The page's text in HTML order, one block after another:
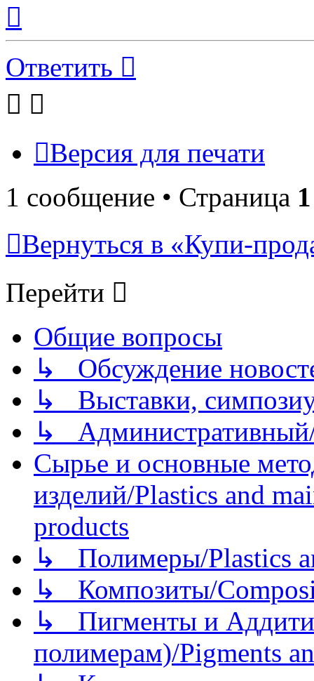
началу
Ответить
Версия для печати
1 сообщение • Страница 1
Вернуться в «Купи-
Перейти
Общие вопросы
↳ Обсуждение
↳ Выставки,
↳
Сырье и основные
изделий/Plastics and
products
↳ Полимеры/Plastics
↳ Композиты/
↳ Пигменты и
полимерам)/Pigments